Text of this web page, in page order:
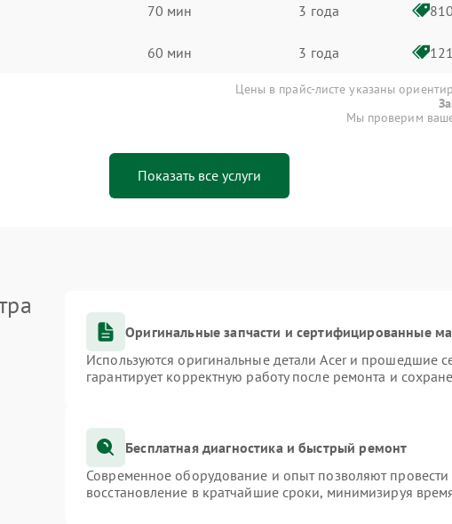
70 мин 3 года
60 мин 3 года
Цены в прайс-листе указаны
Мы проверим
Показать все услуги
Оригинальные запчасти и сертифицированные
Используются оригинальные детали Acer и прошедшие
гарантирует корректную работу после ремонта и
Бесплатная диагностика и быстрый ремонт
Современное оборудование и опыт позволяют провести
восстановление в кратчайшие сроки, минимизируя